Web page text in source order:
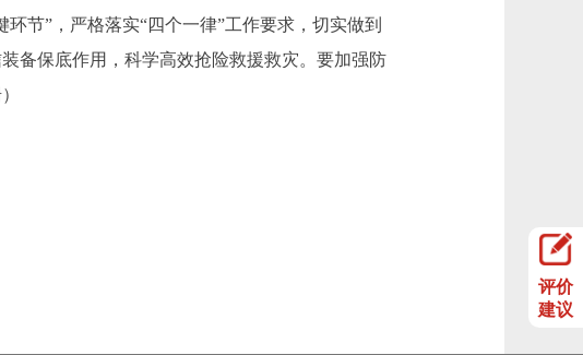
节”，严格落实“四个一律”工作要求，切实做到
备保底作用，科学高效抢险救援救灾。要加强防
评价
建议